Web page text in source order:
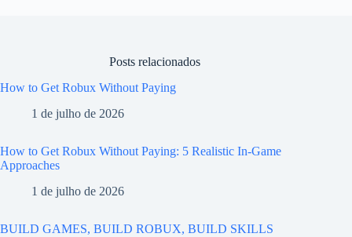
Posts relacionados
How to Get Robux Without Paying
1 de julho de 2026
How to Get Robux Without Paying: 5 Realistic In-Game
Approaches
1 de julho de 2026
BUILD GAMES, BUILD ROBUX, BUILD SKILLS